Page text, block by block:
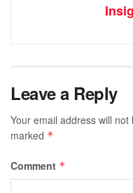
Leave a Reply
Your email address will not
marked *
Comment *